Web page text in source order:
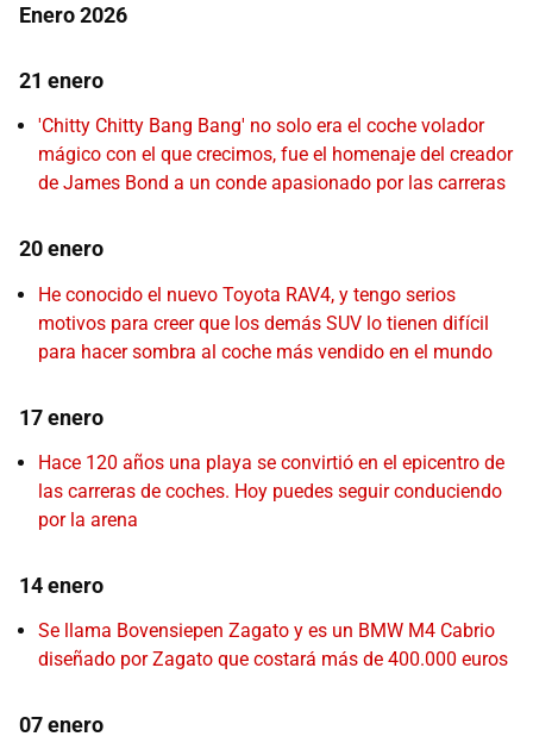
Enero 2026
21 enero
'Chitty Chitty Bang Bang' no solo era el coche volador
mágico con el que crecimos, fue el homenaje del creador
de James Bond a un conde apasionado por las carreras
20 enero
He conocido el nuevo Toyota RAV4, y tengo serios
motivos para creer que los demás SUV lo tienen difícil
para hacer sombra al coche más vendido en el mundo
17 enero
Hace 120 años una playa se convirtió en el epicentro de
las carreras de coches. Hoy puedes seguir conduciendo
por la arena
14 enero
Se llama Bovensiepen Zagato y es un BMW M4 Cabrio
diseñado por Zagato que costará más de 400.000 euros
07 enero